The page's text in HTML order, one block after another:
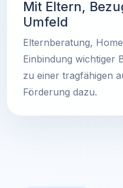
Mit Eltern,
Umfeld
Elternberatung,
Einbindung wichtiger
zu einer tragfähigen
Förderung dazu.